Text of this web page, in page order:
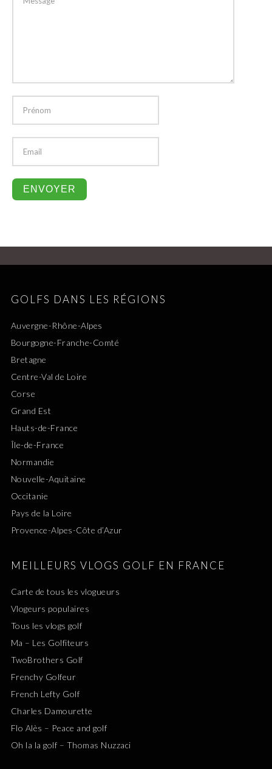
GOLFS DANS LES RÉGIONS
Auvergne-Rhône-Alpes
Bourgogne-Franche-Comté
Bretagne
Centre-Val de Loire
Corse
Grand Est
Hauts-de-France
Île-de-France
Normandie
Nouvelle-Aquitaine
Occitanie
Pays de la Loire
Provence-Alpes-Côte d’Azur
MEILLEURS VLOGS GOLF EN FRANCE
Carte de tous les vlogueurs
Vlogeurs populaires
Tous les vlogs golf
Ma – Les Golfiteurs
TwoBrothers Golf
Frenchy Golfeur
French Lefty Golf
Charles Damourette
Flo Alès – Peace and golf
Oh la la golf – Thomas Nuzzaci